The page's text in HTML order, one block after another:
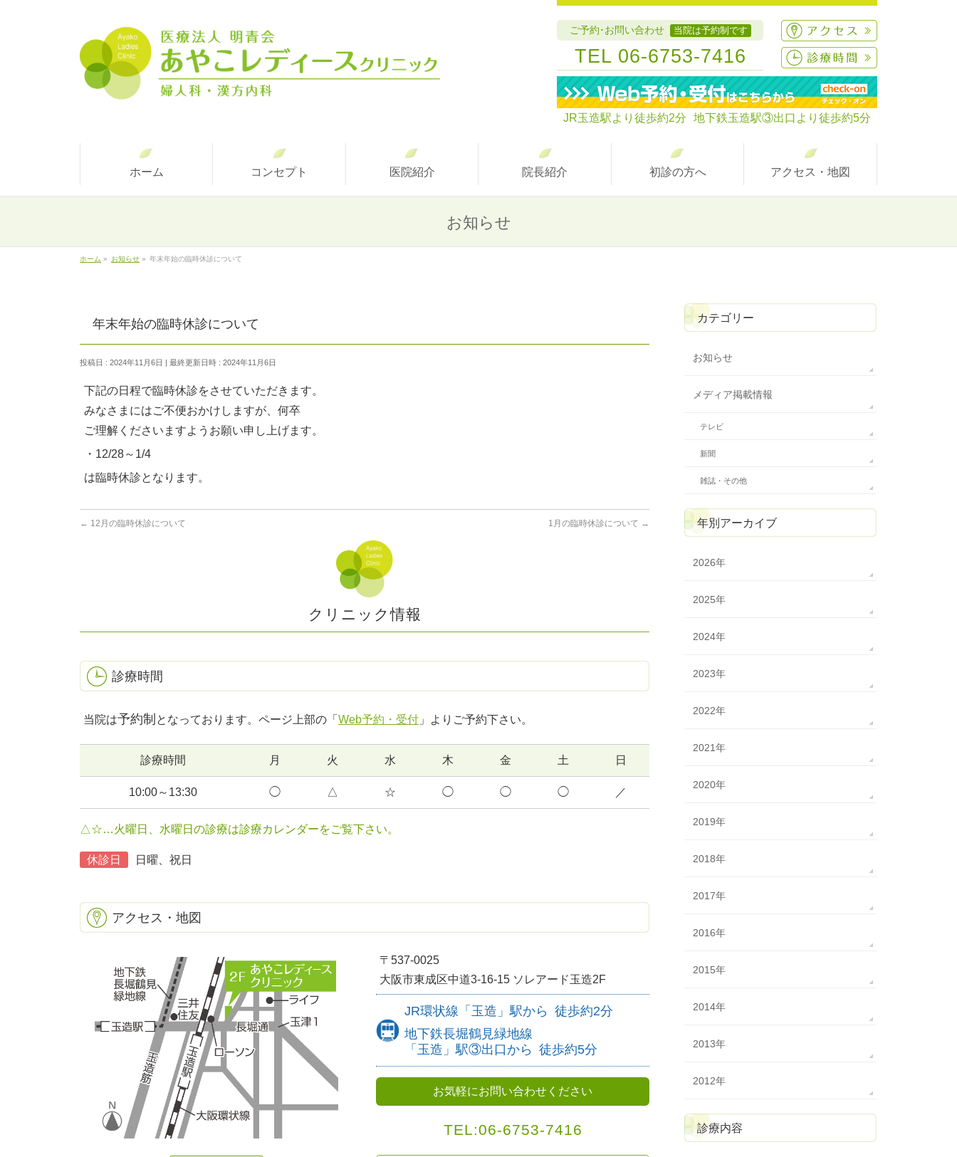
ご予約･お問い合わせ 当院は予約制です
TEL 06-6753-7416
JR玉造駅より徒歩約2分 地下鉄玉造駅③出口より徒歩約5分
ホーム コンセプト 医院紹介 院長紹介 初診の方へ アクセス・地図
お知らせ
ホーム » お知らせ » 年末年始の臨時休診について
年末年始の臨時休診について
投稿日 : 2024年11月6日 最終更新日時 : 2024年11月6日
下記の日程で臨時休診をさせていただきます。
みなさまにはご不便おかけしますが、何卒
ご理解くださいますようお願い申し上げます。
・12/28～1/4
は臨時休診となります。
← 12月の臨時休診について 1月の臨時休診について →
クリニック情報
診療時間
当院は予約制 となっております。 ページ上部の「 Web予約・受付 」よりご予約下さい。
診療時間 月 火 水 木 金 土 日
10:00～13:30 ◯ △ ☆ ◯ ◯ ◯ ／
△☆…火曜日、水曜日の診療は診療カレンダーをご覧下さい。
休診日 日曜、祝日
アクセス・地図
〒537-0025
大阪市東成区中道3-16-15 ソレアード玉造2F
JR環状線 「玉造」駅から 徒歩約2分
地下鉄長堀鶴見緑地線
「玉造」駅③出口から 徒歩約5分
お気軽にお問い合わせください
TEL:06-6753-7416
カテゴリー
お知らせ
メディア掲載情報
テレビ
新聞
雑誌・その他
年別アーカイブ
2026年
2025年
2024年
2023年
2022年
2021年
2020年
2019年
2018年
2017年
2016年
2015年
2014年
2013年
2012年
診療内容